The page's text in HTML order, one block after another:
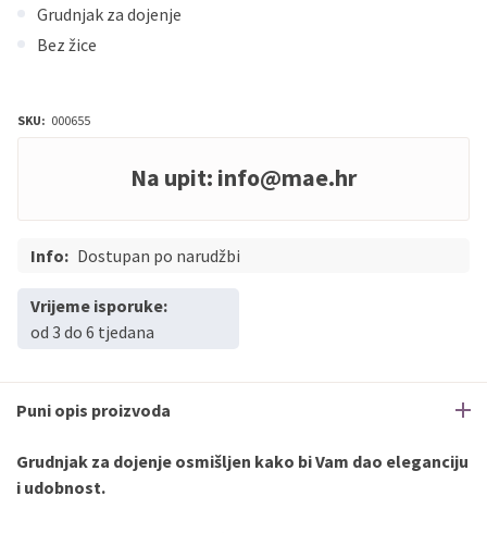
Grudnjak za dojenje
Bez žice
SKU: 000655
Na upit: info@mae.hr
Info: Dostupan po narudžbi
Vrijeme isporuke:
od 3 do 6 tjedana
Puni opis proizvoda
Grudnjak za dojenje osmišljen kako bi Vam dao eleganciju
i udobnost.